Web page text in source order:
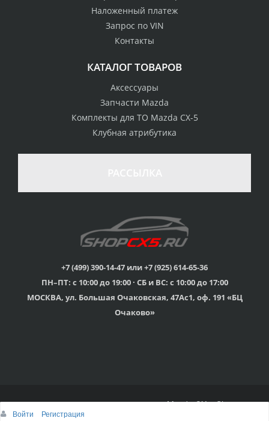
Наложенный платеж
Запрос по VIN
Контакты
КАТАЛОГ ТОВАРОВ
Аксессуары
Запчасти Mazda
Комплекты для ТО Mazda CX-5
Клубная атрибутика
+7 (499) 390-14-47 или +7 (925) 614-65-36
ПН–ПТ: с 10:00 до 19:00 · СБ и ВС: с 10:00 до 17:00
МОСКВА, ул. Большая Очаковская, 47Ас1, оф. 191 «БЦ
Очаково»
© 2015г-2025г., Клубный магазин Mazda CX-5 Shop
Войти Регистрация